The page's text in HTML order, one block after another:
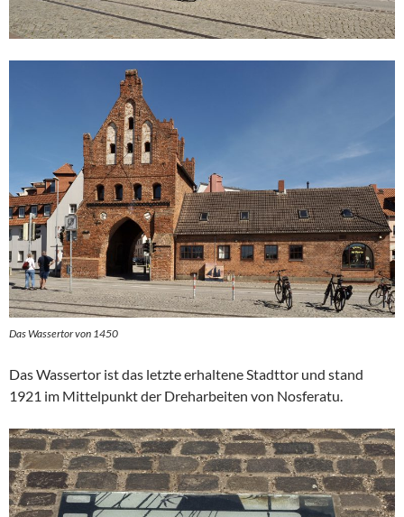
Das Wassertor von 1450
Das Wassertor ist das letzte erhaltene Stadttor und stand
1921 im Mittelpunkt der Dreharbeiten von Nosferatu.